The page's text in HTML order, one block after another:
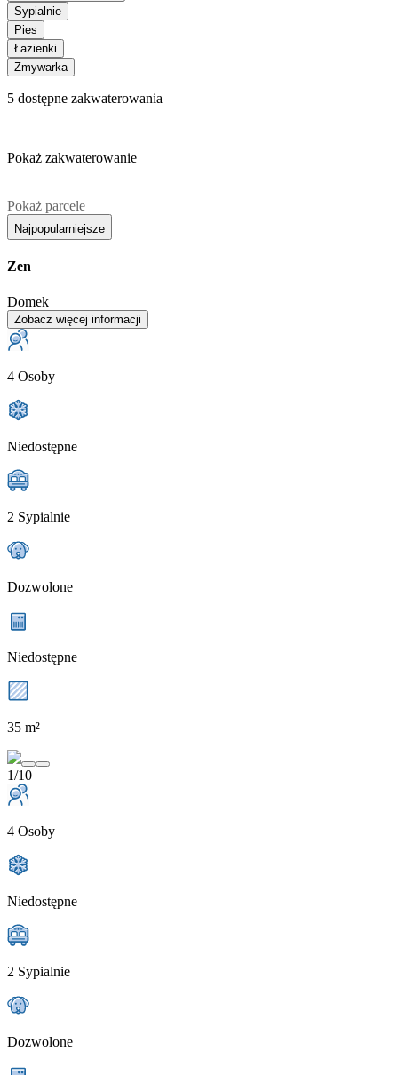
Sypialnie
Pies
Łazienki
Zmywarka
5 dostępne zakwaterowania
Pokaż zakwaterowanie
Pokaż parcele
Najpopularniejsze
Zen
Domek
Zobacz więcej informacji
4 Osoby
Niedostępne
2 Sypialnie
Dozwolone
Niedostępne
35 m²
1/10
4 Osoby
Niedostępne
2 Sypialnie
Dozwolone